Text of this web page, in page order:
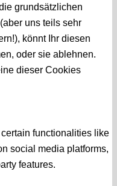
grundsätzlichen
uns teils sehr
könnt Ihr diesen
oder sie ablehnen.
dieser Cookies
functionalities like
social media platforms,
features.